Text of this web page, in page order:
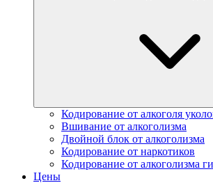
Кодирование от алкоголя
Вшивание от алкоголизма
Двойной блок от алкоголизма
Кодирование от наркотиков
Кодирование от алкоголизма
Цены